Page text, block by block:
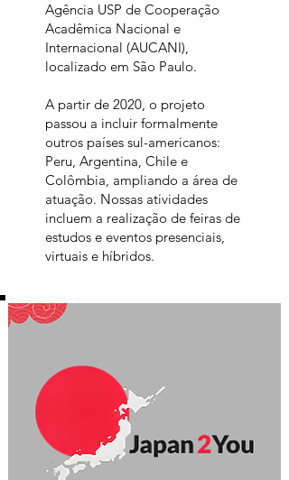
Agência USP de Cooperação
Acadêmica Nacional e
Internacional (AUCANI),
localizado em São Paulo.
A partir de 2020, o projeto
passou a incluir formalmente
outros países sul-americanos:
Peru, Argentina, Chile e
Colômbia, ampliando a área de
atuação. ​Nossas atividades
incluem a realização de feiras de
estudos e eventos presenciais,
virtuais e híbridos.